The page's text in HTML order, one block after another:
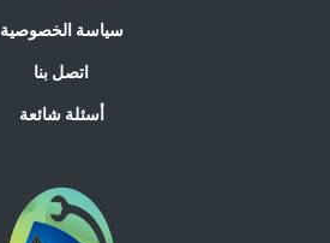
سياسة الخصوصية
اتصل بنا
أسئلة شائعة